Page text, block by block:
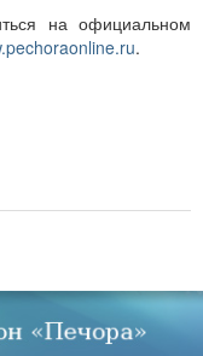
на официальном
.